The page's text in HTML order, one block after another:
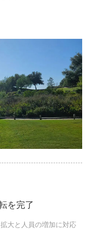
を完了
大と人員の増加に対応